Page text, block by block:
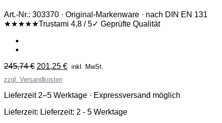
Art.-Nr.: 303370 · Original-Markenware · nach DIN EN 131
★★★★★Trustami 4,8 / 5✓ Geprüfte Qualität
245,74€ Ursprünglicher
war:
245,74 €
201,25 €Aktueller
201,25 €.
inkl. MwSt.
zzgl. Versandkosten
Lieferzeit 2–5 Werktage · Expressversand möglich
Lieferzeit: Lieferzeit: 2 - 5 Werktage